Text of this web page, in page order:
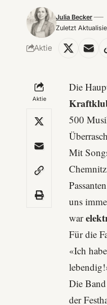
Zuletzt
Julia Becker
Aktie
Aktie
Die
500
Mit
uns
war
Für die
«Ich
Die
der